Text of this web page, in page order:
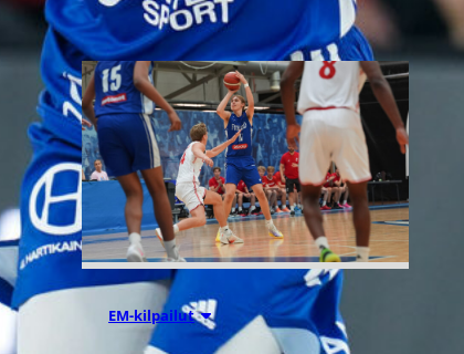
EM-kilpailut 05.08.2026 18:54